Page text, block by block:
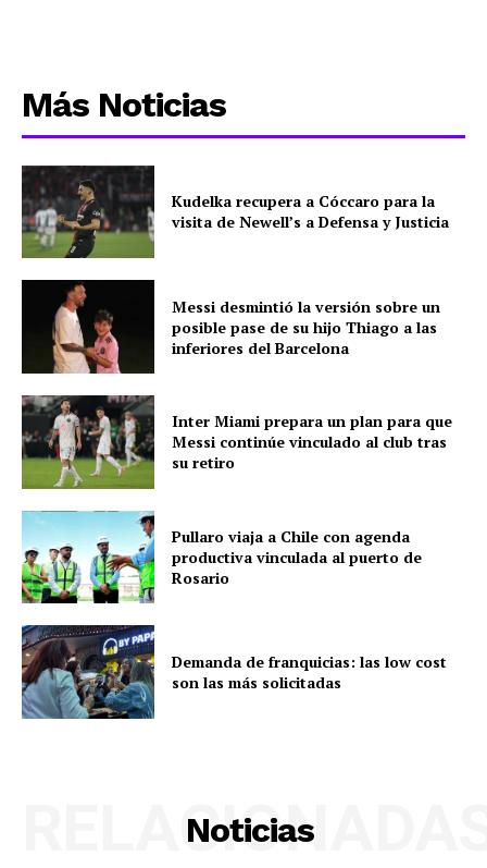
Más Noticias
Kudelka recupera a Cóccaro para la
visita de Newell’s a Defensa y Justicia
Messi desmintió la versión sobre un
posible pase de su hijo Thiago a las
inferiores del Barcelona
Inter Miami prepara un plan para que
Messi continúe vinculado al club tras
su retiro
Pullaro viaja a Chile con agenda
productiva vinculada al puerto de
Rosario
Demanda de franquicias: las low cost
son las más solicitadas
Noticias